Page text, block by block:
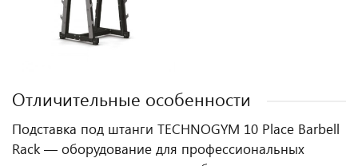
Отличительные особенности
Подставка под штанги TECHNOGYM 10 Place Barbell
Rack — оборудование для профессиональных